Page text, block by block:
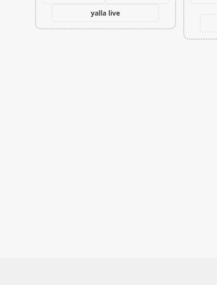
yalla live